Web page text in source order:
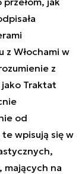
z Włochami w
z
Traktat
od
wpisują się w
mających na